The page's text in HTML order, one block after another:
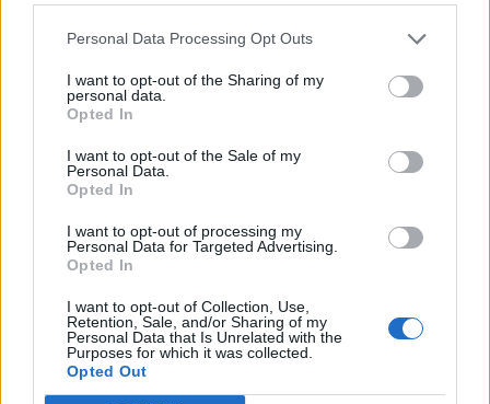
Personal Data Processing Opt Outs
I want to opt-out of the Sharing of my
personal data.
Opted In
I want to opt-out of the Sale of my
Personal Data.
Opted In
I want to opt-out of processing my
Personal Data for Targeted Advertising.
Opted In
I want to opt-out of Collection, Use,
Retention, Sale, and/or Sharing of my
Personal Data that Is Unrelated with the
Purposes for which it was collected.
Opted Out
sicuro".
stata un’operazione semplice. Il Galatasaray
non voleva farlo andare via. Con un po’ di
volontà siamo riusciti a convincere il club a
lasciarlo andare. Poi sono arrivati Nunziante,